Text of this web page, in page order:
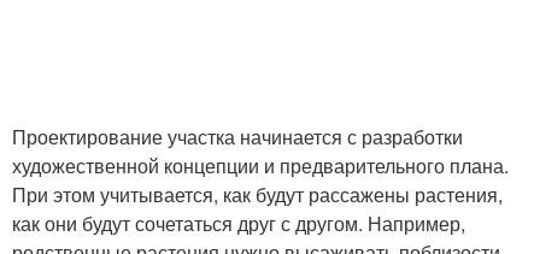
Проектирование участка начинается с разработки
художественной концепции и предварительного плана.
При этом учитывается, как будут рассажены растения,
как они будут сочетаться друг с другом. Например,